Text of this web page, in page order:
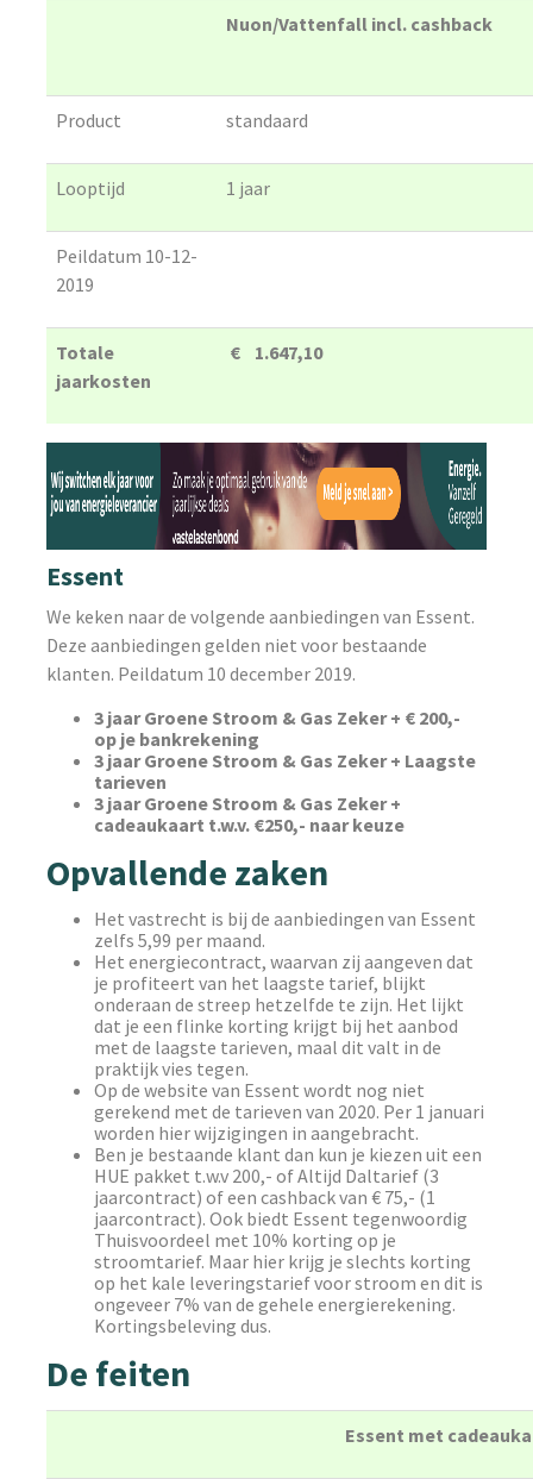
Nuon/Vattenfall incl. cashback
Product standaard
Looptijd 1 jaar
Peildatum 10-12-
2019
Totale
jaarkosten
€ 1.647,10
Essent
We keken naar de volgende aanbiedingen van Essent.
Deze aanbiedingen gelden niet voor bestaande
klanten. Peildatum 10 december 2019.
3 jaar Groene Stroom & Gas Zeker + € 200,-
op je bankrekening
3 jaar Groene Stroom & Gas Zeker + Laagste
tarieven
3 jaar Groene Stroom & Gas Zeker +
cadeaukaart t.w.v. €250,- naar keuze
Opvallende zaken
Het vastrecht is bij de aanbiedingen van Essent
zelfs 5,99 per maand.
Het energiecontract, waarvan zij aangeven dat
je profiteert van het laagste tarief, blijkt
onderaan de streep hetzelfde te zijn. Het lijkt
dat je een flinke korting krijgt bij het aanbod
met de laagste tarieven, maal dit valt in de
praktijk vies tegen.
Op de website van Essent wordt nog niet
gerekend met de tarieven van 2020. Per 1 januari
worden hier wijzigingen in aangebracht.
Ben je bestaande klant dan kun je kiezen uit een
HUE pakket t.w.v 200,- of Altijd Daltarief (3
jaarcontract) of een cashback van € 75,- (1
jaarcontract). Ook biedt Essent tegenwoordig
Thuisvoordeel met 10% korting op je
stroomtarief. Maar hier krijg je slechts korting
op het kale leveringstarief voor stroom en dit is
ongeveer 7% van de gehele energierekening.
Kortingsbeleving dus.
De feiten
Essent met